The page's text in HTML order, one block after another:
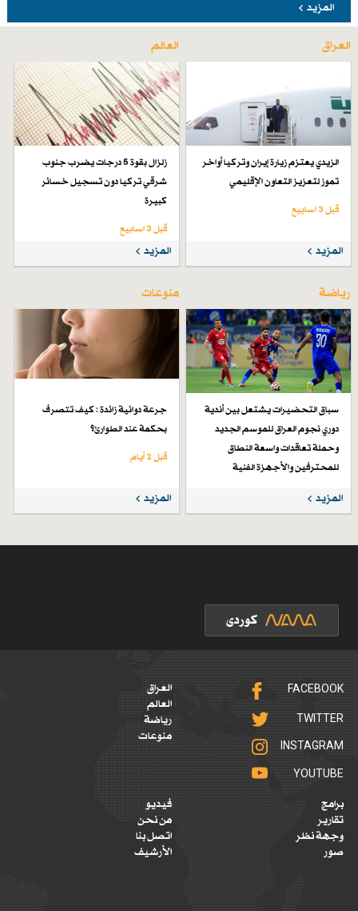
المزيد
العراق
الزيدي يعتزم زيارة إيران وتركيا أواخر
تموز لتعزيز التعاون الإقليمي
قبل 3 اسابیع
المزيد
العالم
زلزال بقوة 5 درجات يضرب جنوب
شرقي تركيا دون تسجيل خسائر
كبيرة
قبل 3 اسابیع
المزيد
رياضة
سباق التحضيرات يشتعل بين أندية
دوري نجوم العراق للموسم الجديد
وحملة تعاقدات واسعة النطاق
للمحترفين والأجهزة الفنية
قبل 6 أيام
المزيد
منوعات
جرعة دوائية زائدة : كيف تتصرف
بحكمة عند الطوارئ؟
قبل 2 أيام
المزيد
FACEBOOK
TWITTER
INSTAGRAM
YOUTUBE
العراق
العالم
رياضة
منوعات
برامج
تقارير
وجهة نظر
صور
فيديو
من نحن
اتصل بنا
الأرشيف